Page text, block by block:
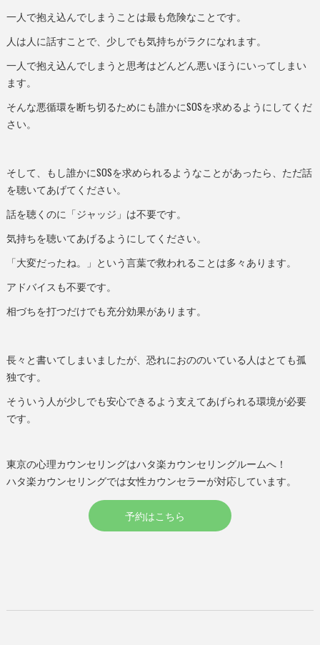
一人で抱え込んでしまうことは最も危険なことです。
人は人に話すことで、少しでも気持ちがラクになれます。
一人で抱え込んでしまうと思考はどんどん悪いほうにいってしまい
ます。
そんな悪循環を断ち切るためにも誰かにSOSを求めるようにしてくだ
さい。
そして、もし誰かにSOSを求められるようなことがあったら、ただ話
を聴いてあげてください。
話を聴くのに「ジャッジ」は不要です。
気持ちを聴いてあげるようにしてください。
「大変だったね。」という言葉で救われることは多々あります。
アドバイスも不要です。
相づちを打つだけでも充分効果があります。
長々と書いてしまいましたが、恐れにおののいている人はとても孤
独です。
そういう人が少しでも安心できるよう支えてあげられる環境が必要
です。
東京の心理カウンセリングはハタ楽カウンセリングルームへ！
ハタ楽カウンセリングでは女性カウンセラーが対応しています。
予約はこちら